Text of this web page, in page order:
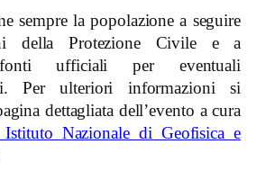
sempre la popolazione a seguire
della Protezione Civile e a
fonti ufficiali per eventuali
Per ulteriori informazioni si
dettagliata dell’evento a cura
Nazionale di Geofisica e